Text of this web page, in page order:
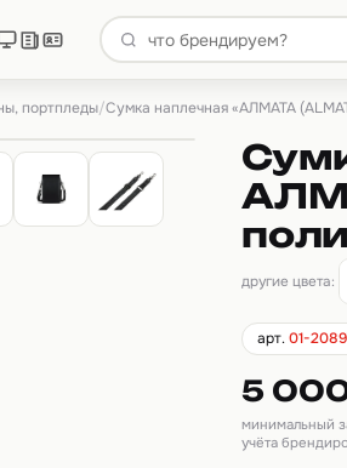
портпледы/Сумка наплечная «АЛМАТА
другие цвета:
арт.01-
5
минимальный
учёта